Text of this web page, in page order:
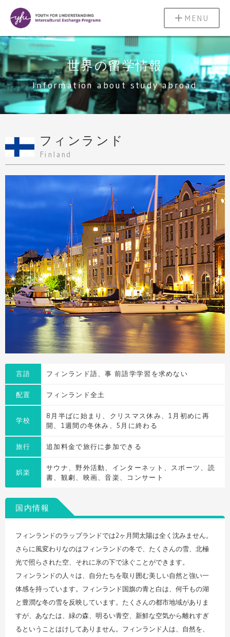
MENU
世界の留学情報
Information about study abroad
フィンランド
Finland
言語 フィンランド語、事 前語学学習を求めない
配置 フィンランド全土
学校
8月半ばに始まり、クリスマス休み、1月初めに再
開、1週間の冬休み、5月に終わる
旅行 追加料金で旅行に参加できる
娯楽
サウナ、野外活動、インターネット、スポーツ、読
書、観劇、映画、音楽、コンサート
国内情報
フィンランドのラップランドでは2ヶ月間太陽は全く沈みません。
さらに風変わりなのはフィンランドの冬で、たくさんの雪、北極
光で照らされた空、それに氷の下で泳ぐことができます。
フィンランドの人々は、自分たちを取り囲む美しい自然と強い一
体感を持っています。フィンランド国旗の青と白は、何千もの湖
と豊潤な冬の雪を反映しています。たくさんの都市地域がありま
すが、あなたは、緑の森、明るい青空、新鮮な空気から離れすぎ
るということはけしてありません。フィンランド人は、自然を、